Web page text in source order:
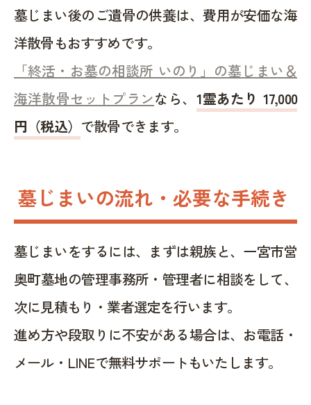
墓じまい後のご遺骨の供養は、費用が安価な海
洋散骨もおすすめです。
「終活・お墓の相談所 いのり」の墓じまい＆
海洋散骨セットプランなら、 1霊あたり 17,000
円（税込） で散骨できます。
墓じまいの流れ・必要な手続き
墓じまいをするには、まずは親族と、一宮市営
奥町墓地の管理事務所・管理者に相談をして、
次に見積もり・業者選定を行います。
進め方や段取りに不安がある場合は、お電話・
メール・LINEで無料サポートもいたします。